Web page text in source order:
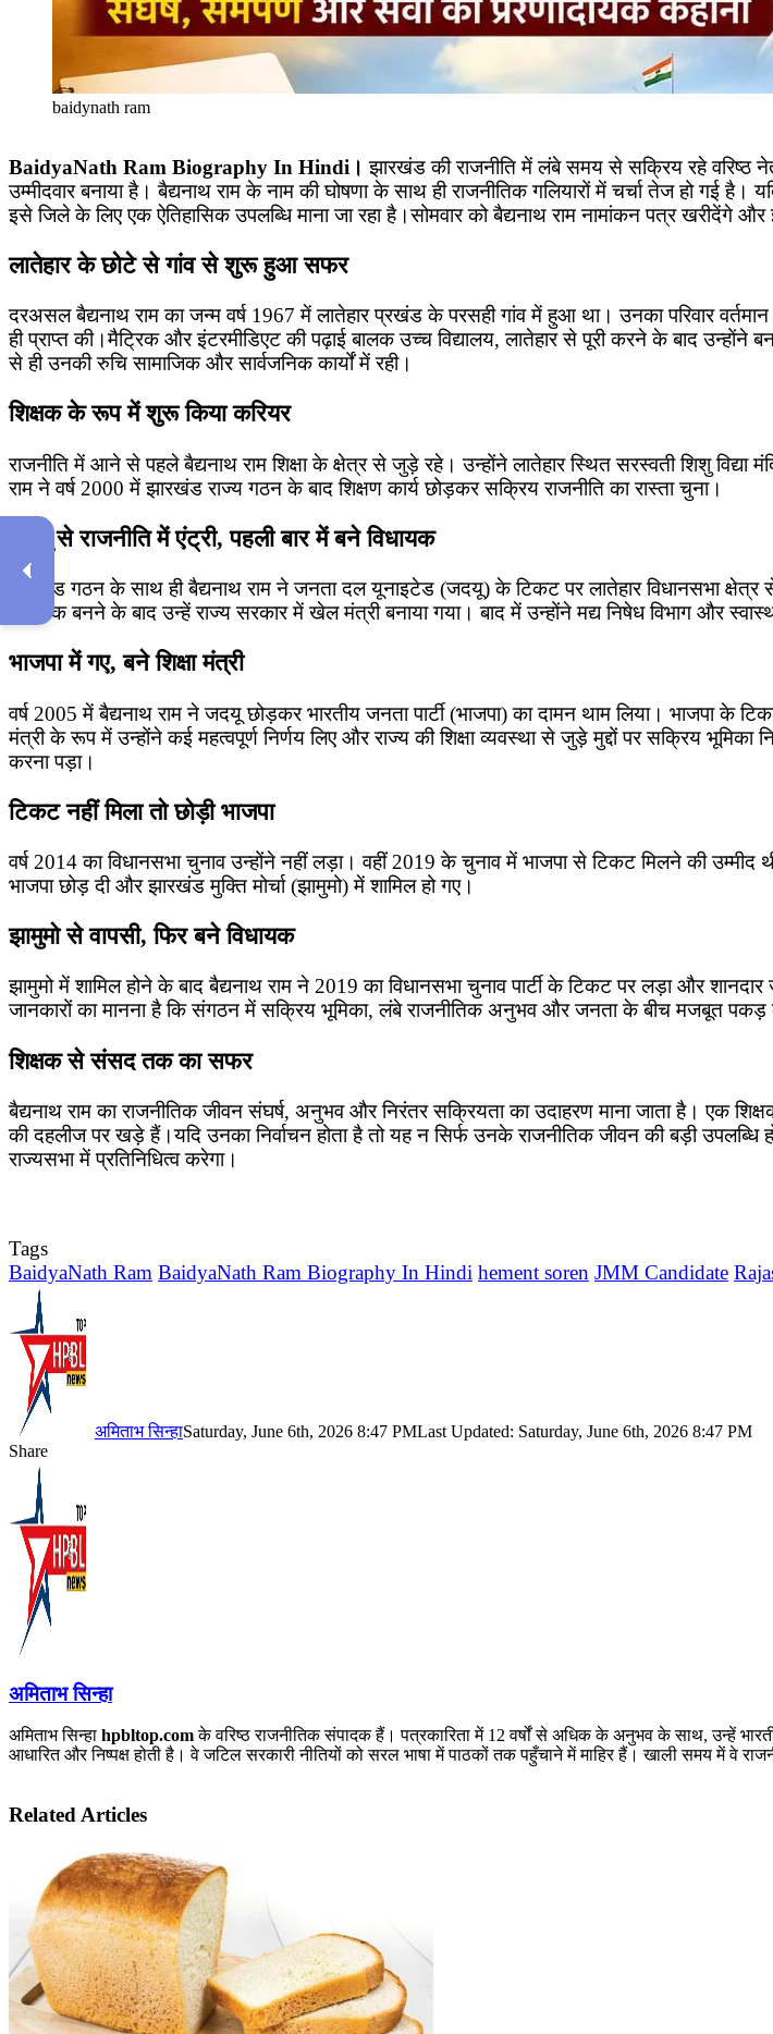
baidynath ram
BaidyaNath Ram Biography In Hindi। झारखंड की राजनीति में लंबे समय से सक्रिय रहे वरिष्ठ
उम्मीदवार बनाया है। बैद्यनाथ राम के नाम की घोषणा के साथ ही राजनीतिक गलियारों में चर्चा तेज हो गई
इसे जिले के लिए एक ऐतिहासिक उपलब्धि माना जा रहा है।सोमवार को बैद्यनाथ राम नामांकन पत्र खरीदेंगे
लातेहार के छोटे से गांव से शुरू हुआ सफर
दरअसल बैद्यनाथ राम का जन्म वर्ष 1967 में लातेहार प्रखंड के परसही गांव में हुआ था। उनका परिवार
ही प्राप्त की।मैट्रिक और इंटरमीडिएट की पढ़ाई बालक उच्च विद्यालय, लातेहार से पूरी करने के बाद उन्होंने
से ही उनकी रुचि सामाजिक और सार्वजनिक कार्यों में रही।
शिक्षक के रूप में शुरू किया करियर
राजनीति में आने से पहले बैद्यनाथ राम शिक्षा के क्षेत्र से जुड़े रहे। उन्होंने लातेहार स्थित सरस्वती शिशु विद्या
राम ने वर्ष 2000 में झारखंड राज्य गठन के बाद शिक्षण कार्य छोड़कर सक्रिय राजनीति का रास्ता चुना।
जदयू से राजनीति में एंट्री, पहली बार में बने विधायक
झारखंड गठन के साथ ही बैद्यनाथ राम ने जनता दल यूनाइटेड (जदयू) के टिकट पर लातेहार विधानसभा क्षेत्र
विधायक बनने के बाद उन्हें राज्य सरकार में खेल मंत्री बनाया गया। बाद में उन्होंने मद्य निषेध विभाग और
भाजपा में गए, बने शिक्षा मंत्री
वर्ष 2005 में बैद्यनाथ राम ने जदयू छोड़कर भारतीय जनता पार्टी (भाजपा) का दामन थाम लिया। भाजपा के
मंत्री के रूप में उन्होंने कई महत्वपूर्ण निर्णय लिए और राज्य की शिक्षा व्यवस्था से जुड़े मुद्दों पर सक्रिय भूमिका
करना पड़ा।
टिकट नहीं मिला तो छोड़ी भाजपा
वर्ष 2014 का विधानसभा चुनाव उन्होंने नहीं लड़ा। वहीं 2019 के चुनाव में भाजपा से टिकट मिलने की उम्मीद
भाजपा छोड़ दी और झारखंड मुक्ति मोर्चा (झामुमो) में शामिल हो गए।
झामुमो से वापसी, फिर बने विधायक
झामुमो में शामिल होने के बाद बैद्यनाथ राम ने 2019 का विधानसभा चुनाव पार्टी के टिकट पर लड़ा और
जानकारों का मानना है कि संगठन में सक्रिय भूमिका, लंबे राजनीतिक अनुभव और जनता के बीच मजबूत पकड़
शिक्षक से संसद तक का सफर
बैद्यनाथ राम का राजनीतिक जीवन संघर्ष, अनुभव और निरंतर सक्रियता का उदाहरण माना जाता है। एक
की दहलीज पर खड़े हैं।यदि उनका निर्वाचन होता है तो यह न सिर्फ उनके राजनीतिक जीवन की बड़ी उपलब्धि
राज्यसभा में प्रतिनिधित्व करेगा।
Tags
BaidyaNath Ram BaidyaNath Ram Biography In Hindi hement soren JMM Candidate
अमिताभ सिन्हाSaturday, June 6th, 2026 8:47 PMLast Updated: Saturday, June 6th, 2026 8:47 PM
Share
Facebook
LinkedIn
Pinterest
WhatsApp
Telegram
अमिताभ सिन्हा
अमिताभ सिन्हा hpbltop.comके वरिष्ठ राजनीतिक संपादक हैं। पत्रकारिता में 12 वर्षों से अधिक के अनुभव के साथ, उन्हें
आधारित और निष्पक्ष होती है। वे जटिल सरकारी नीतियों को सरल भाषा में पाठकों तक पहुँचाने में माहिर हैं। खाली समय में वे
Related Articles